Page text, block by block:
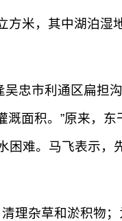
方米，其中湖泊湿
忠市利通区扁担
面积。”原来，
难。马飞表示，
杂草和淤积物；